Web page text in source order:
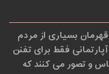
بسیاری از مردم
فقط برای تفنن
و تصور می کنند که